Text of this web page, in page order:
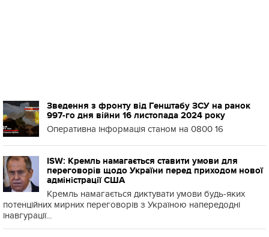
Зведення з фронту від Генштабу ЗСУ на ранок
997-го дня війни 16 листопада 2024 року
Оперативна інформація станом на 0800 16
ISW: Кремль намагається ставити умови для
переговорів щодо України перед приходом нової
адміністрації США
Кремль намагається диктувати умови будь-яких
потенційних мирних переговорів з Україною напередодні
інавгурації...